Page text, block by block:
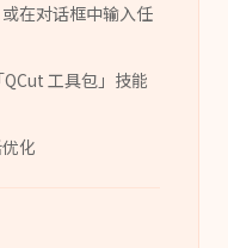
在对话框中输入任
QCut 工具包 」 技能
化